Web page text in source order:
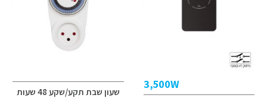
3,500W
שעון שבת תקע/שקע 48 שעות